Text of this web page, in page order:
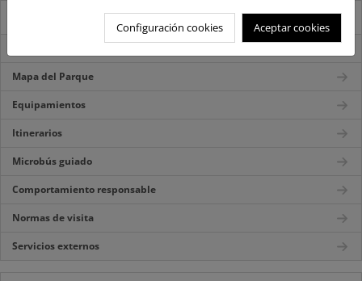
Guía del visitante
Mapa del Parque
Equipamientos
Itinerarios
Microbús guiado
Comportamiento responsable
Normas de visita
Servicios externos
Configuración cookies Aceptar cookies